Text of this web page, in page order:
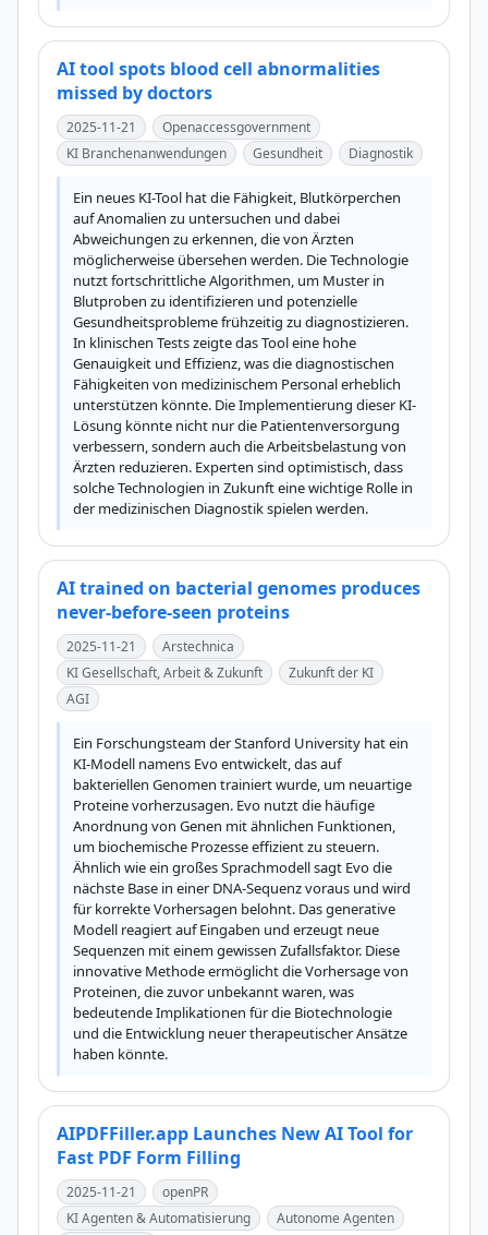
AI tool spots blood cell abnormalities
missed by doctors
2025-11-21
Openaccessgovernment
KI Branchenanwendungen
Gesundheit Diagnostik
Ein neues KI-Tool hat die Fähigkeit, Blutkörperchen
auf Anomalien zu untersuchen und dabei
Abweichungen zu erkennen, die von Ärzten
möglicherweise übersehen werden. Die Technologie
nutzt fortschrittliche Algorithmen, um Muster in
Blutproben zu identifizieren und potenzielle
Gesundheitsprobleme frühzeitig zu diagnostizieren.
In klinischen Tests zeigte das Tool eine hohe
Genauigkeit und Effizienz, was die diagnostischen
Fähigkeiten von medizinischem Personal erheblich
unterstützen könnte. Die Implementierung dieser KI-
Lösung könnte nicht nur die Patientenversorgung
verbessern, sondern auch die Arbeitsbelastung von
Ärzten reduzieren. Experten sind optimistisch, dass
solche Technologien in Zukunft eine wichtige Rolle in
der medizinischen Diagnostik spielen werden.
AI trained on bacterial genomes produces
never-before-seen proteins
2025-11-21
Arstechnica
KI Gesellschaft, Arbeit & Zukunft
Zukunft der KI
AGI
Ein Forschungsteam der Stanford University hat ein
KI-Modell namens Evo entwickelt, das auf
bakteriellen Genomen trainiert wurde, um neuartige
Proteine vorherzusagen. Evo nutzt die häufige
Anordnung von Genen mit ähnlichen Funktionen,
um biochemische Prozesse effizient zu steuern.
Ähnlich wie ein großes Sprachmodell sagt Evo die
nächste Base in einer DNA-Sequenz voraus und wird
für korrekte Vorhersagen belohnt. Das generative
Modell reagiert auf Eingaben und erzeugt neue
Sequenzen mit einem gewissen Zufallsfaktor. Diese
innovative Methode ermöglicht die Vorhersage von
Proteinen, die zuvor unbekannt waren, was
bedeutende Implikationen für die Biotechnologie
und die Entwicklung neuer therapeutischer Ansätze
haben könnte.
AIPDFFiller.app Launches New AI Tool for
Fast PDF Form Filling
2025-11-21
openPR
KI Agenten & Automatisierung
Autonome Agenten